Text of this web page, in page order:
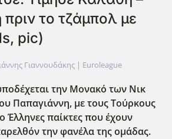
το τζάμπολ με
pic)
Γιαννουδάκης | Euroleague
την Μονακό των Νικ
Παπαγιάννη, με τους Τούρκους
Έλληνες παίκτες που έχουν
την φανέλα της ομάδας.